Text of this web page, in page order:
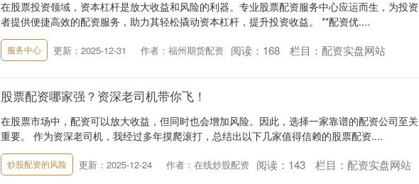
在股票投资领域，资本杠杆是放大收益和风险的利器。专业股票配资服务中心应运而生，为投资
者提供便捷高效的配资服务，助力其轻松撬动资本杠杆，提升投资收益。 **配资优....
服务中心 更新：2025-12-31 作者：福州期货配资 阅读： 168 栏目： 配资实盘网站
股票配资哪家强？资深老司机带你飞！
在股票市场中，配资可以放大收益，但同时也会增加风险。因此，选择一家靠谱的配资公司至关
重要。 作为资深老司机，我经过多年摸爬滚打，总结出以下几家值得信赖的股票配资....
炒股配资的风险 更新：2025-12-24 作者：在线炒股配资 阅读： 143 栏目： 配资实盘网站